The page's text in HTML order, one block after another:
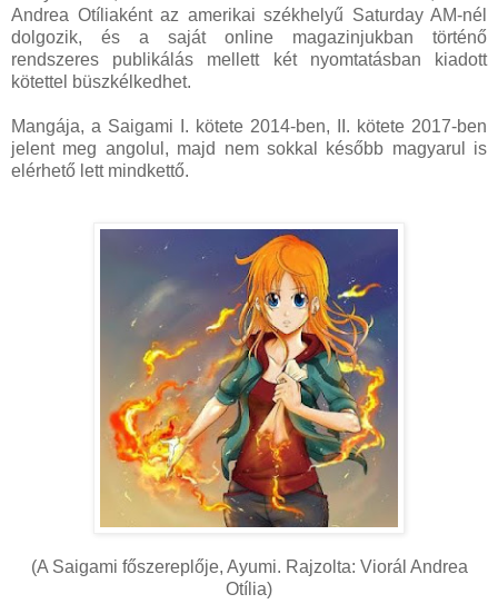
Andrea Otíliaként az amerikai székhelyű Saturday AM-nél
dolgozik, és a saját online magazinjukban történő
rendszeres publikálás mellett két nyomtatásban kiadott
kötettel büszkélkedhet.
Mangája, a Saigami I. kötete 2014-ben, II. kötete 2017-ben
jelent meg angolul, majd nem sokkal később magyarul is
elérhető lett mindkettő.
(A Saigami főszereplője, Ayumi. Rajzolta: Viorál Andrea
Otília)